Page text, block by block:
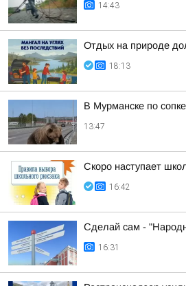
14:43
Отдых на природе
18:13
В Мурманске по
13:47
Скоро наступает
16:42
Сделай сам -
16:31